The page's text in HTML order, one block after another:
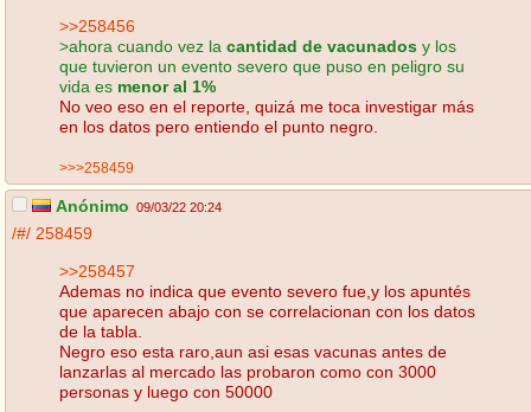
>>258456
>ahora cuando vez la cantidad de vacunados y los
que tuvieron un evento severo que puso en peligro su
vida es menor al 1%
No veo eso en el reporte, quizá me toca investigar más
en los datos pero entiendo el punto negro.
>>>258459
Anónimo 09/03/22 20:24
/#/ 258459
>>258457
Ademas no indica que evento severo fue,y los apuntés
que aparecen abajo con se correlacionan con los datos
de la tabla.
Negro eso esta raro,aun asi esas vacunas antes de
lanzarlas al mercado las probaron como con 3000
personas y luego con 50000